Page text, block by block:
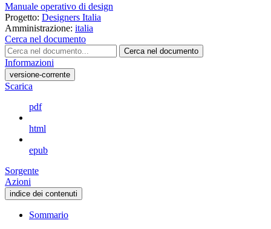
Manuale operativo di design
Progetto: Designers Italia
Amministrazione: italia
Cerca nel documento
Cerca nel documento
Informazioni
versione-corrente
Scarica
pdf
html
epub
Sorgente
Azioni
indice dei contenuti
Sommario